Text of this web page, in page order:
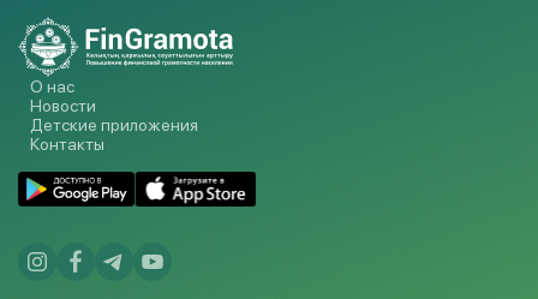
О нас
Новости
Детские приложения
Контакты